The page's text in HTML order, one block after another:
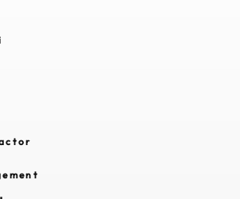
Developer: chi è, cosa fa e
nello sviluppo